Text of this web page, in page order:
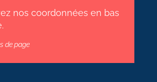
nos coordonnées en bas
de page